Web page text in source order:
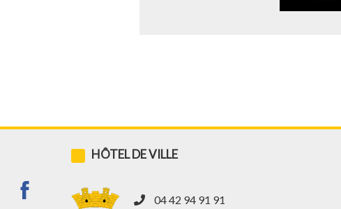
HÔTEL DE VILLE
04 42 94 91 91